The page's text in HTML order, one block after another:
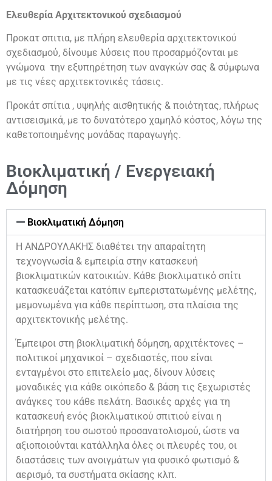
Ελευθερία Αρχιτεκτονικού σχεδιασμού
Προκατ σπιτια, με πλήρη ελευθερία αρχιτεκτονικού
σχεδιασμού, δίνουμε λύσεις που προσαρμόζονται με
γνώμονα την εξυπηρέτηση των αναγκών σας & σύμφωνα
με τις νέες αρχιτεκτονικές τάσεις.
Προκάτ σπίτια , υψηλής αισθητικής & ποιότητας, πλήρως
αντισεισμικά, με το δυνατότερο χαμηλό κόστος, λόγω της
καθετοποιημένης μονάδας παραγωγής.
Βιοκλιματική / Ενεργειακή
Δόμηση
Βιοκλιματική Δόμηση
Η ΑΝΔΡΟΥΛΑΚΗΣ διαθέτει την απαραίτητη
τεχνογνωσία & εμπειρία στην κατασκευή
βιοκλιματικών κατοικιών. Κάθε βιοκλιματικό σπίτι
κατασκευάζεται κατόπιν εμπεριστατωμένης μελέτης,
μεμονωμένα για κάθε περίπτωση, στα πλαίσια της
αρχιτεκτονικής μελέτης.
Έμπειροι στη βιοκλιματική δόμηση, αρχιτέκτονες –
πολιτικοί μηχανικοί – σχεδιαστές, που είναι
ενταγμένοι στο επιτελείο μας, δίνουν λύσεις
μοναδικές για κάθε οικόπεδο & βάση τις ξεχωριστές
ανάγκες του κάθε πελάτη. Βασικές αρχές για τη
κατασκευή ενός βιοκλιματικού σπιτιού είναι η
διατήρηση του σωστού προσανατολισμού, ώστε να
αξιοποιούνται κατάλληλα όλες οι πλευρές του, οι
διαστάσεις των ανοιγμάτων για φυσικό φωτισμό &
αερισμό, τα συστήματα σκίασης κλπ.